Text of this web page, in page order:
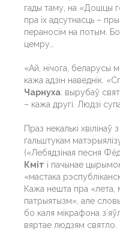
гады таму, на «Дошцы
пра іх адсутнасць –
пераносім на потым.
цемру…
«Ай, нічога, беларусы
кажа адзін наведнік.
Чарнуха: вырубаў
– кажа другі. Людзі
Праз некалькі
гальштукам
(«Лебядзіная песня
Кміт і пачынае
«мастака
Кажа нешта пра «лета,
патрыятызм», але
бо каля мікрафона
вяртае людзям святло.